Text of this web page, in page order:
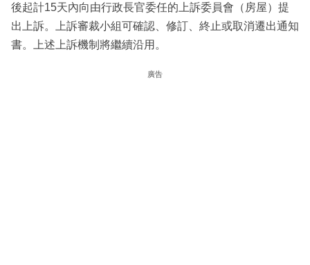
後起計15天內向由行政長官委任的上訴委員會（房屋）提
出上訴。上訴審裁小組可確認、修訂、終止或取消遷出通知
書。上述上訴機制將繼續沿用。
廣告